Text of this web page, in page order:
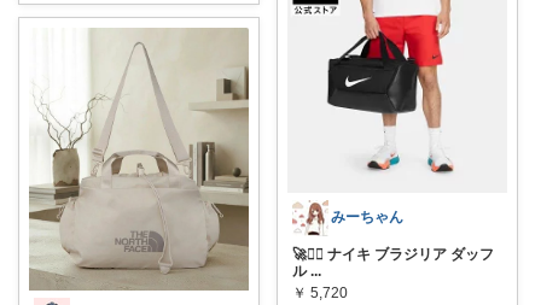
みーちゃん
🚀🏋️‍♀️ ナイキ ブラジリア ダッフ
ル ...
￥ 5,720